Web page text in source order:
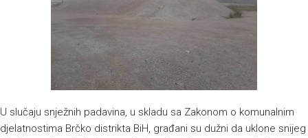
U slučaju snježnih padavina, u skladu sa Zakonom o komunalnim
djelatnostima Brčko distrikta BiH, građani su dužni da uklone snijeg